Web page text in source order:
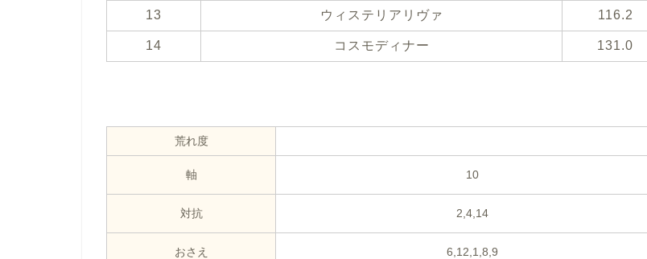
13 ウィステリアリヴァ 116.2
14 コスモディナー 131.0
荒れ度
軸 10
対抗 2,4,14
おさえ 6,12,1,8,9